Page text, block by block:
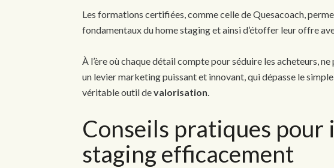
Les formations certifiées, comme celle de Quesacoach,
fondamentaux du home staging et ainsi d’étoffer leur offre
À l’ère où chaque détail compte pour séduire les acheteurs,
un levier marketing puissant et innovant, qui dépasse le
véritable outil devalorisation.
Conseils pratiques pour
staging efficacement